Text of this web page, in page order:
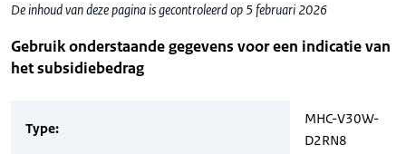
De inhoud van deze pagina is gecontroleerd op 5 februari 2026
Gebruik onderstaande gegevens voor een indicatie van
het subsidiebedrag
Type:
MHC-V30W-
D2RN8